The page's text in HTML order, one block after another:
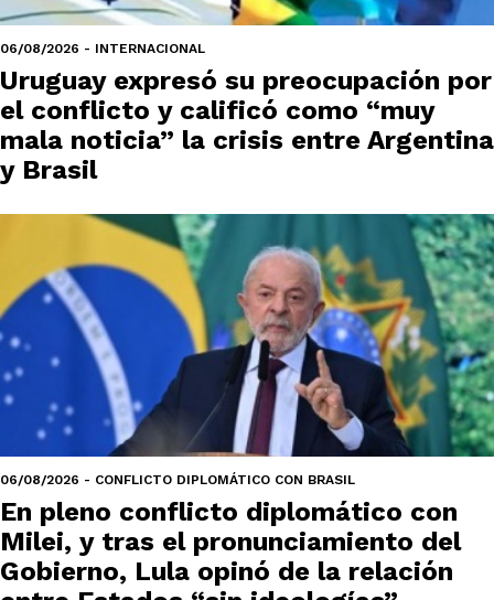
06/08/2026 - INTERNACIONAL
Uruguay expresó su preocupación por
el conflicto y calificó como “muy
mala noticia” la crisis entre Argentina
y Brasil
06/08/2026 - CONFLICTO DIPLOMÁTICO CON BRASIL
En pleno conflicto diplomático con
Milei, y tras el pronunciamiento del
Gobierno, Lula opinó de la relación